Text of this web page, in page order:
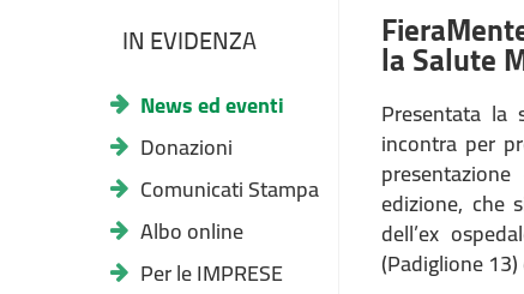
IN EVIDENZA
News ed eventi
Donazioni
Comunicati Stampa
Albo online
Per le IMPRESE
la Salute
Presentata la
incontra per
edizione, che
dell’ex
(Padiglione